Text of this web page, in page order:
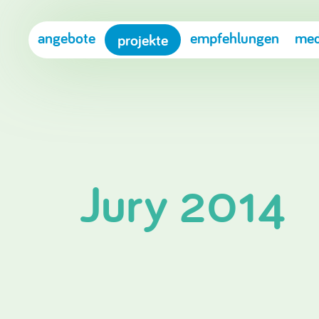
angebote projekte empfehlungen
Jury 2014